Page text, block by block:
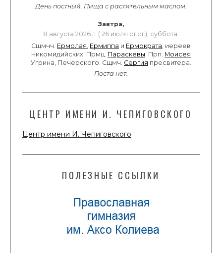
День постный. Пища с растительным маслом.
Завтра,
8 августа 2026 г. ( 26 июля ст.ст.), суббота.
Сщмчч. Ермолая, Ермиппа и Ермократа, иереев
Никомидийских. Прмц. Параскевы. Прп. Моисея
Угрина, Печерского. Сщмч. Сергия пресвитера.
Поста нет.
ЦЕНТР ИМЕНИ И. ЧЕПИГОВСКОГО
Центр имени И. Чепиговского
ПОЛЕЗНЫЕ ССЫЛКИ